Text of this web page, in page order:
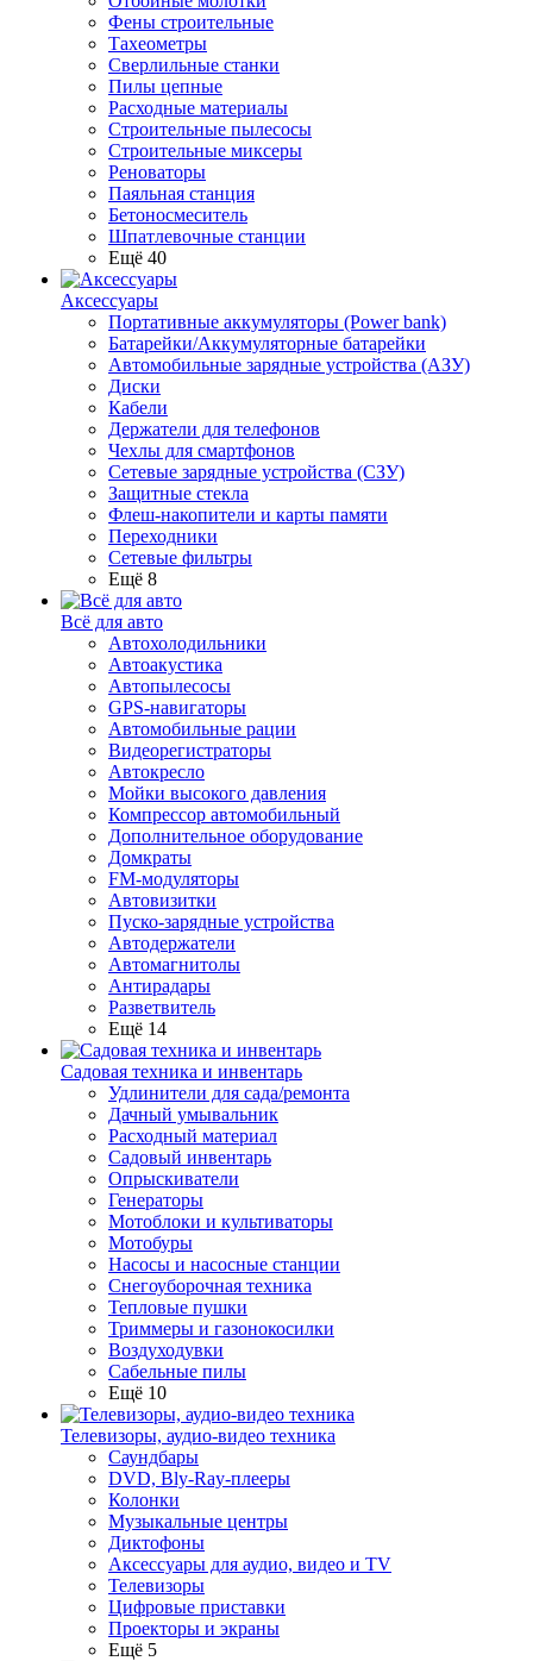
Фены строительные
Тахеометры
Сверлильные станки
Пилы цепные
Расходные материалы
Строительные пылесосы
Строительные миксеры
Реноваторы
Паяльная станция
Бетоносмеситель
Шпатлевочные станции
Ещё 40
Аксессуары
Портативные аккумуляторы (Power bank)
Батарейки/Аккумуляторные батарейки
Автомобильные зарядные устройства (АЗУ)
Диски
Кабели
Держатели для телефонов
Чехлы для смартфонов
Сетевые зарядные устройства (СЗУ)
Защитные стекла
Флеш-накопители и карты памяти
Переходники
Сетевые фильтры
Ещё 8
Всё для авто
Автохолодильники
Автоакустика
Автопылесосы
GPS-навигаторы
Автомобильные рации
Видеорегистраторы
Автокресло
Мойки высокого давления
Компрессор автомобильный
Дополнительное оборудование
Домкраты
FM-модуляторы
Автовизитки
Пуско-зарядные устройства
Автодержатели
Автомагнитолы
Антирадары
Разветвитель
Ещё 14
Садовая техника и инвентарь
Удлинители для сада/ремонта
Дачный умывальник
Расходный материал
Садовый инвентарь
Опрыскиватели
Генераторы
Мотоблоки и культиваторы
Мотобуры
Насосы и насосные станции
Снегоуборочная техника
Тепловые пушки
Триммеры и газонокосилки
Воздуходувки
Сабельные пилы
Ещё 10
Телевизоры, аудио-видео техника
Саундбары
DVD, Bly-Ray-плееры
Колонки
Музыкальные центры
Диктофоны
Аксессуары для аудио, видео и TV
Телевизоры
Цифровые приставки
Проекторы и экраны
Ещё 5